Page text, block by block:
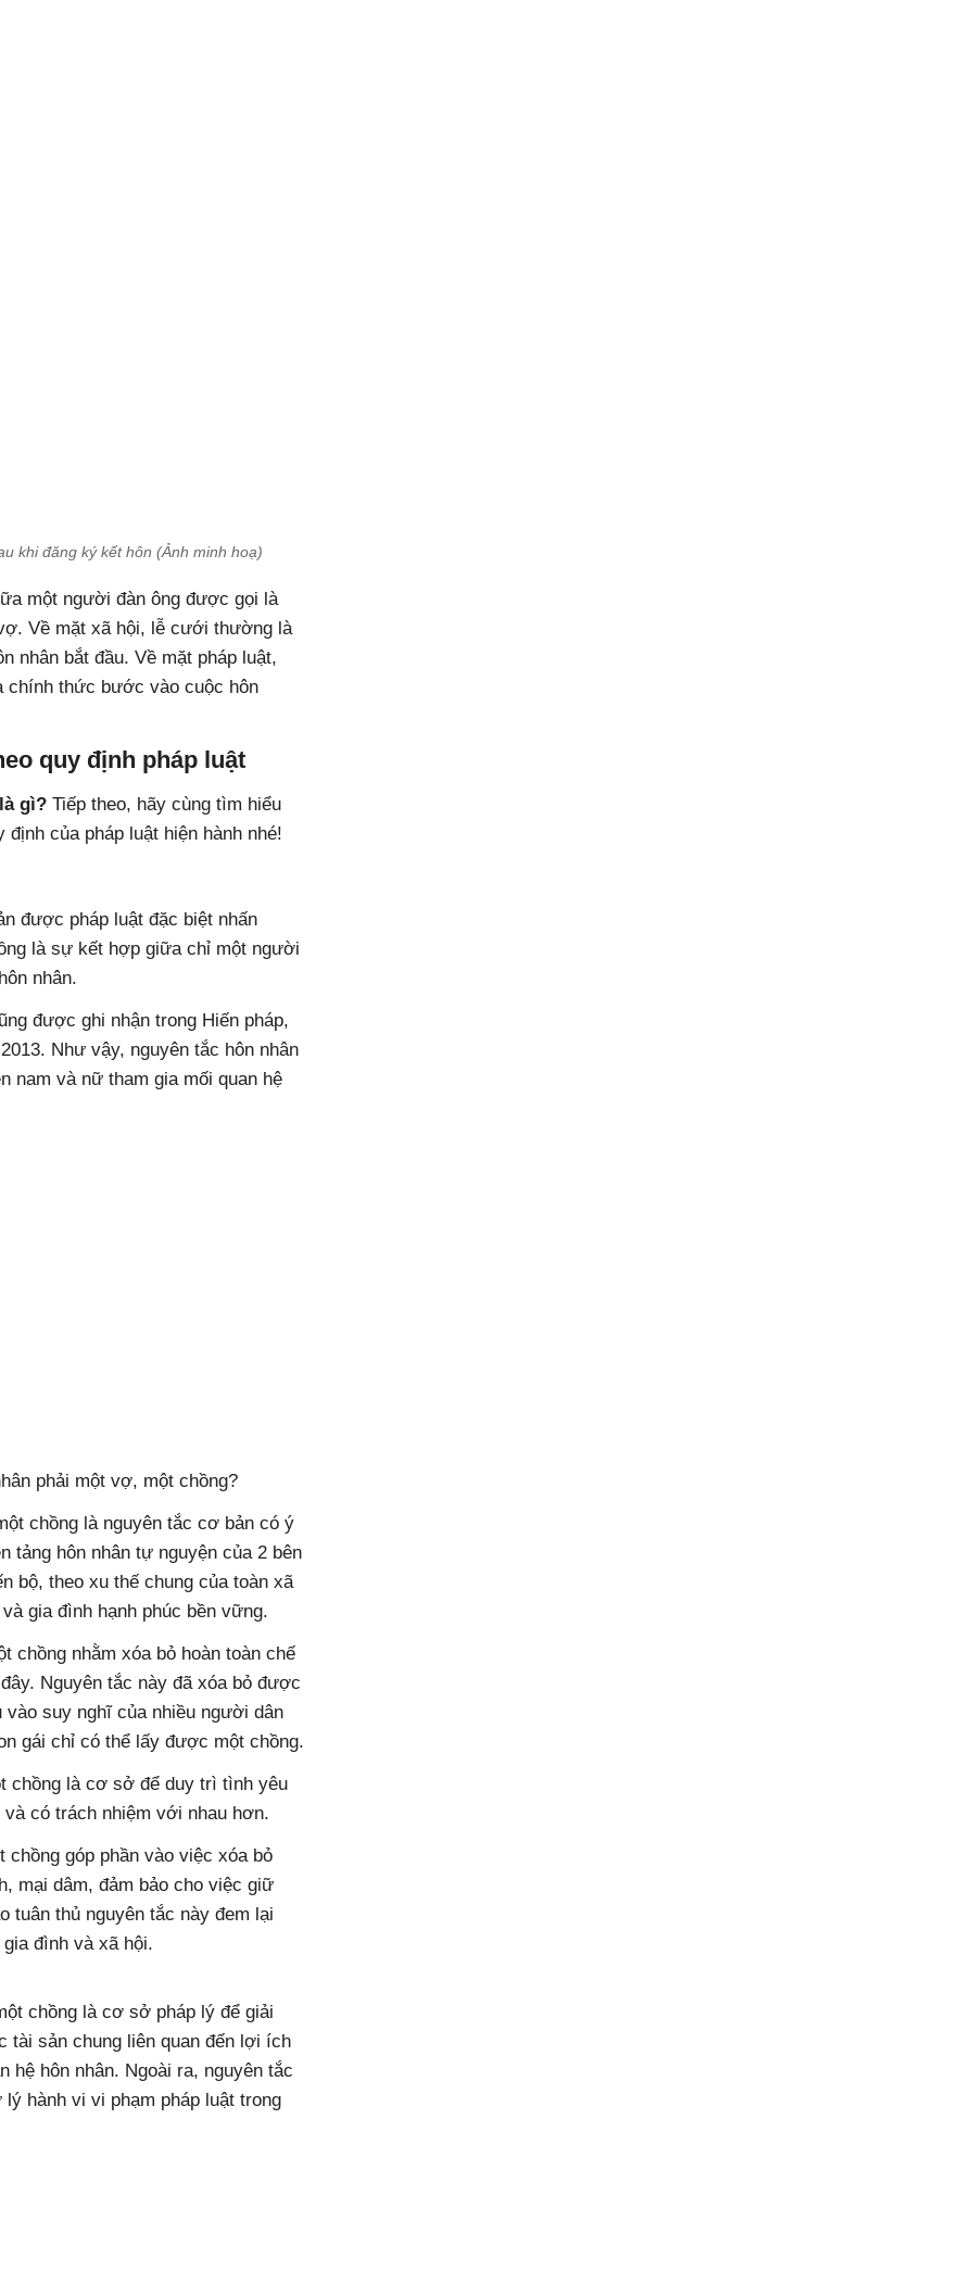
khi đăng ký kết hôn (Ảnh minh hoạ)
một người đàn ông được gọi là
Về mặt xã hội, lễ cưới thường là
nhân bắt đầu. Về mặt pháp luật,
thức bước vào cuộc hôn
quy định pháp luật
gì? Tiếp theo, hãy cùng tìm hiểu
của pháp luật hiện hành nhé!
được pháp luật đặc biệt nhấn
là sự kết hợp giữa chỉ một người
nhân.
được ghi nhận trong Hiến pháp,
Như vậy, nguyên tắc hôn nhân
nam và nữ tham gia mối quan hệ
phải một vợ, một chồng?
chồng là nguyên tắc cơ bản có ý
tảng hôn nhân tự nguyện của 2 bên
bộ, theo xu thế chung của toàn xã
gia đình hạnh phúc bền vững.
chồng nhằm xóa bỏ hoàn toàn chế
Nguyên tắc này đã xóa bỏ được
vào suy nghĩ của nhiều người dân
gái chỉ có thể lấy được một chồng.
chồng là cơ sở để duy trì tình yêu
có trách nhiệm với nhau hơn.
chồng góp phần vào việc xóa bỏ
mại dâm, đảm bảo cho việc giữ
tuân thủ nguyên tắc này đem lại
đình và xã hội.
chồng là cơ sở pháp lý để giải
tài sản chung liên quan đến lợi ích
hệ hôn nhân. Ngoài ra, nguyên tắc
hành vi vi phạm pháp luật trong